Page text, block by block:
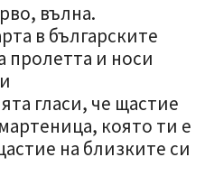
вълна.
в българските
пролетта и носи
гласи, че щастие
която ти е
на близките си